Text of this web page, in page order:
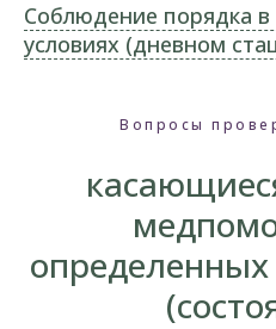
Соблюдение порядка
условиях (дневном
Вопросы